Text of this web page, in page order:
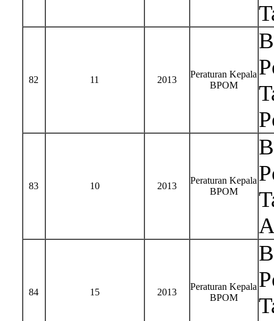
82 11 2013
Peraturan Kepala
BPOM
83 10 2013
Peraturan Kepala
BPOM
84 15 2013
Peraturan Kepala
BPOM